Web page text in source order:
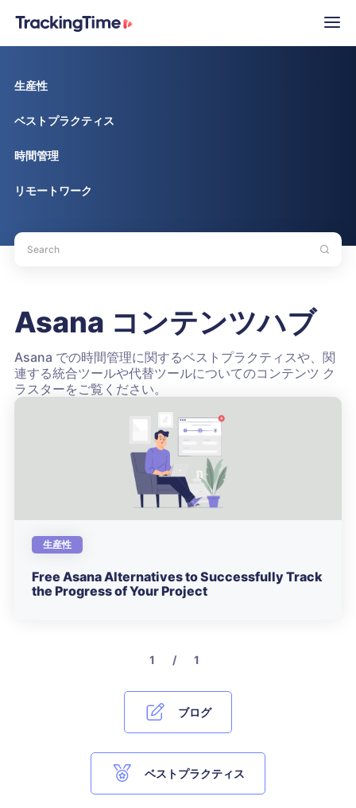
生産性
ベストプラクティス
時間管理
リモートワーク
Asana コンテンツハブ
Asana での時間管理に関するベストプラクティスや、関
連する統合ツールや代替ツールについてのコンテンツ ク
ラスターをご覧ください。
生産性
Free Asana Alternatives to Successfully Track
the Progress of Your Project
1 / 1
ブログ
ベストプラクティス